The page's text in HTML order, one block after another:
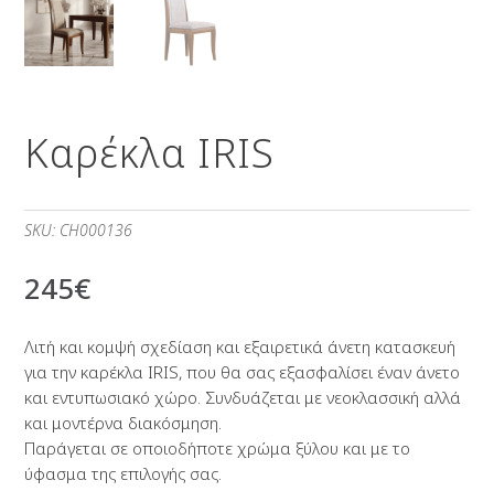
Καρέκλα IRIS
SKU: CH000136
245€
Λιτή και κομψή σχεδίαση και εξαιρετικά άνετη κατασκευή
για την καρέκλα IRIS, που θα σας εξασφαλίσει έναν άνετο
και εντυπωσιακό χώρο. Συνδυάζεται με νεοκλασσική αλλά
και μοντέρνα διακόσμηση.
Παράγεται σε οποιοδήποτε χρώμα ξύλου και με το
ύφασμα της επιλογής σας.